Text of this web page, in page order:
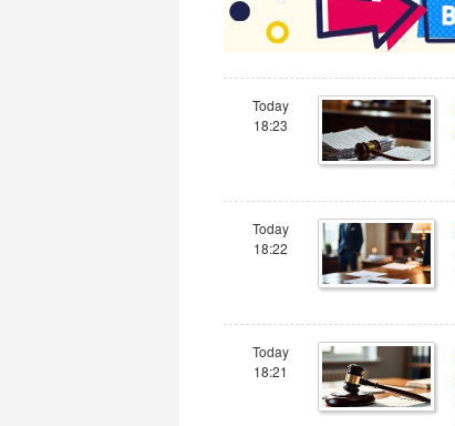
Today
18:23
Today
18:22
Today
18:21